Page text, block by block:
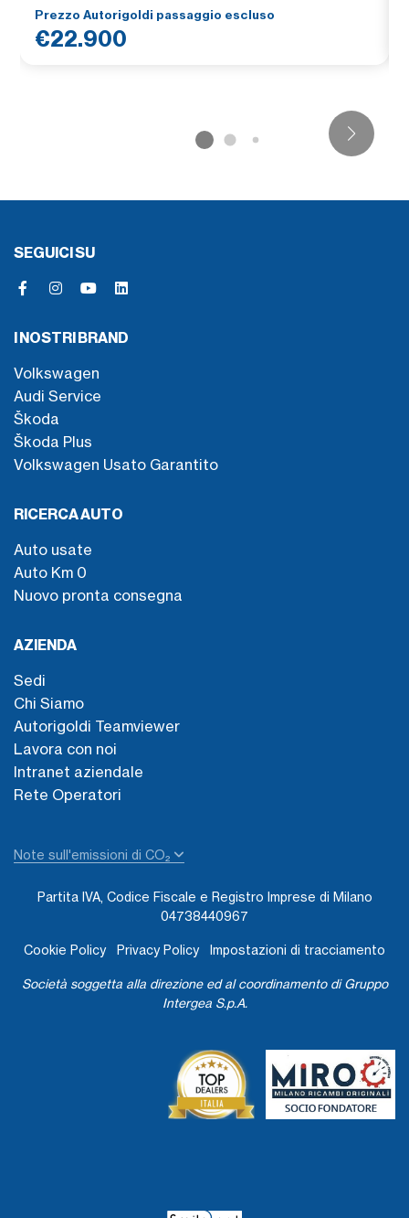
Prezzo Autorigoldi passaggio escluso
€22.900
SEGUICI SU
I NOSTRI BRAND
Volkswagen
Audi Service
Škoda
Škoda Plus
Volkswagen Usato Garantito
RICERCA AUTO
Auto usate
Auto Km 0
Nuovo pronta consegna
AZIENDA
Sedi
Chi Siamo
Autorigoldi Teamviewer
Lavora con noi
Intranet aziendale
Rete Operatori
Note sull'emissioni di CO₂
Partita IVA, Codice Fiscale e Registro Imprese di Milano
04738440967
Cookie Policy Privacy Policy Impostazioni di tracciamento
Società soggetta alla direzione ed al coordinamento di Gruppo
Intergea S.p.A.